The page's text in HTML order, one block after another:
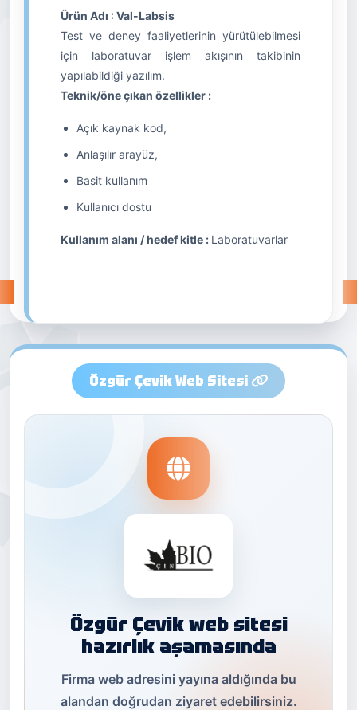
Ürün Adı : Val-Labsis
Test ve deney faaliyetlerinin yürütülebilmesi
için laboratuvar işlem akışının takibinin
yapılabildiği yazılım.
Teknik/öne çıkan özellikler :
Açık kaynak kod,
Anlaşılır arayüz,
Basit kullanım
Kullanıcı dostu
Kullanım alanı / hedef kitle : Laboratuvarlar
Özgür Çevik Web Sitesi
Özgür Çevik web sitesi
hazırlık aşamasında
Firma web adresini yayına aldığında bu
alandan doğrudan ziyaret edebilirsiniz.